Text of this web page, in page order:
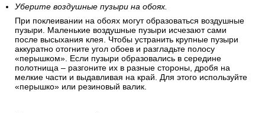
идеальный стык.
Уберите воздушные пузыри на обоях.
При поклеивании на обоях могут образоваться воздушные
пузыри. Маленькие воздушные пузыри исчезают сами
после высыхания клея. Чтобы устранить крупные пузыри
аккуратно отогните угол обоев и разгладьте полосу
«перышком». Если пузыри образовались в середине